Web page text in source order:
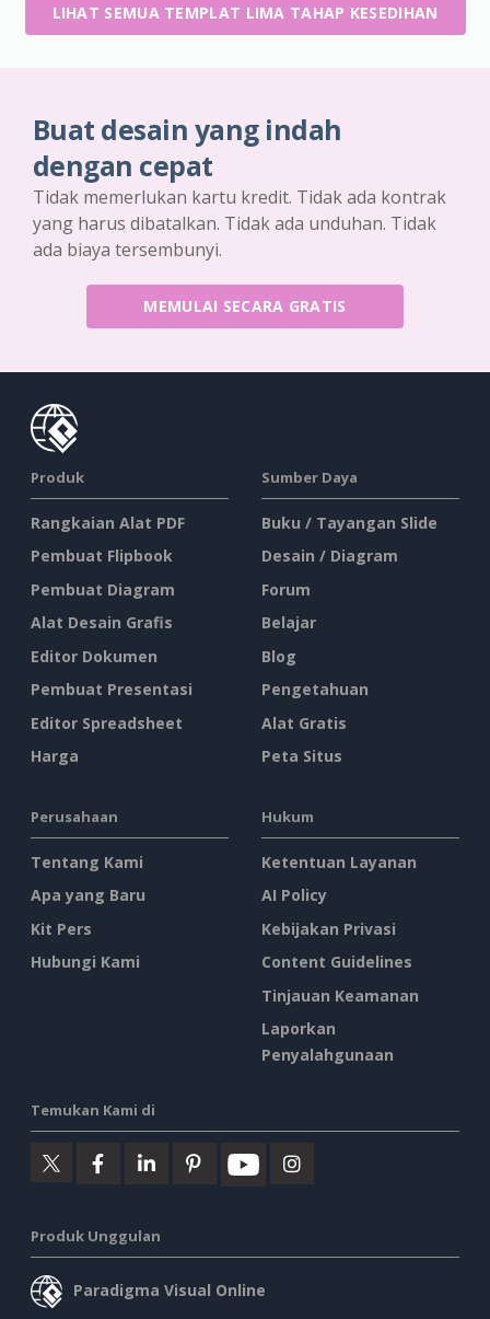
LIHAT SEMUA TEMPLAT LIMA TAHAP KESEDIHAN
Buat desain yang indah
dengan cepat
Tidak memerlukan kartu kredit. Tidak ada kontrak
yang harus dibatalkan. Tidak ada unduhan. Tidak
ada biaya tersembunyi.
MEMULAI SECARA GRATIS
Produk
Rangkaian Alat PDF
Pembuat Flipbook
Pembuat Diagram
Alat Desain Grafis
Editor Dokumen
Pembuat Presentasi
Editor Spreadsheet
Harga
Sumber Daya
Buku / Tayangan Slide
Desain / Diagram
Forum
Belajar
Blog
Pengetahuan
Alat Gratis
Peta Situs
Perusahaan
Tentang Kami
Apa yang Baru
Kit Pers
Hubungi Kami
Hukum
Ketentuan Layanan
AI Policy
Kebijakan Privasi
Content Guidelines
Tinjauan Keamanan
Laporkan
Penyalahgunaan
Temukan Kami di
Produk Unggulan
Paradigma Visual Online